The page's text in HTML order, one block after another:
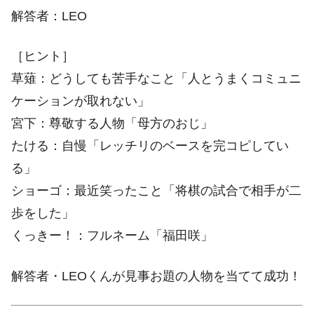
解答者：LEO
［ヒント］
草薙：どうしても苦手なこと「人とうまくコミュニ
ケーションが取れない」
宮下：尊敬する人物「母方のおじ」
たける：自慢「レッチリのベースを完コピしてい
る」
ショーゴ：最近笑ったこと「将棋の試合で相手が二
歩をした」
くっきー！：フルネーム「福田咲」
解答者・LEOくんが見事お題の人物を当てて成功！